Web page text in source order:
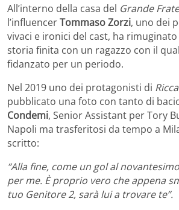
All’interno della casa del Grande
l’influencerTommaso Zorzi, uno dei
vivaci e ironici del cast, ha
storia finita con un ragazzo con il
fidanzato per un periodo.
Nel 2019 uno dei protagonisti di
pubblicato una foto con tanto di
Condemi, Senior Assistant per Tory
Napoli ma trasferitosi da tempo a
scritto:
“Alla fine, come un gol al
per me. È proprio vero che appena
tuo Genitore 2, sarà lui a trovare te”.